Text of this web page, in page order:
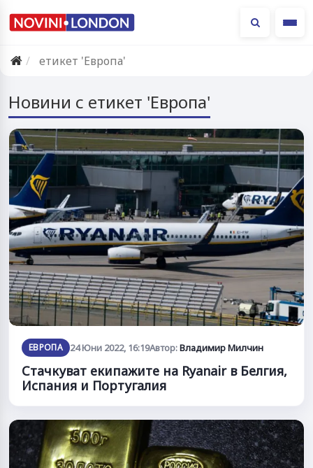
етикет 'Европа'
Новини с етикет 'Европа'
ЕВРОПА 24 Юни 2022, 16:19Автор:Владимир Милчин
Стачкуват екипажите на Ryanair в Белгия,
Испания и Португалия